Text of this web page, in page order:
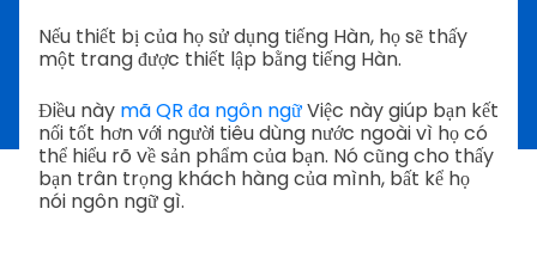
Nếu thiết bị của họ sử dụng tiếng Hàn, họ sẽ thấy
một trang được thiết lập bằng tiếng Hàn.
Điều này mã QR đa ngôn ngữViệc này giúp bạn kết
nối tốt hơn với người tiêu dùng nước ngoài vì họ có
thể hiểu rõ về sản phẩm của bạn. Nó cũng cho thấy
bạn trân trọng khách hàng của mình, bất kể họ
nói ngôn ngữ gì.